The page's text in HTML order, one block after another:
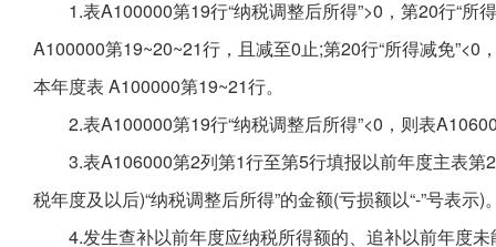
1.表A100000第19行“纳税调整后所得”>0，第20行“
A100000第19~20~21行，且减至0止;第20行“所得减免”<0
本年度表 A100000第19~21行。
2.表A100000第19行“纳税调整后所得”<0，则表
3.表A106000第2列第1行至第5行填报以前年度主表
税年度及以后)“纳税调整后所得”的金额(亏损额以“-”号表示)
4.发生查补以前年度应纳税所得额的、追补以前年度